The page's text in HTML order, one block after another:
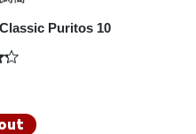
Puritos 10